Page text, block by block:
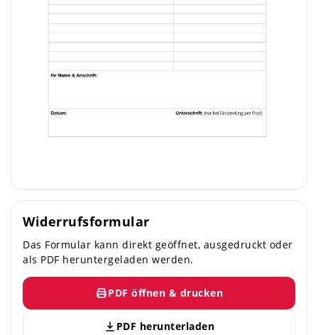
Widerrufsformular
Das Formular kann direkt geöffnet, ausgedruckt oder
als PDF heruntergeladen werden.
PDF öffnen & drucken
PDF herunterladen